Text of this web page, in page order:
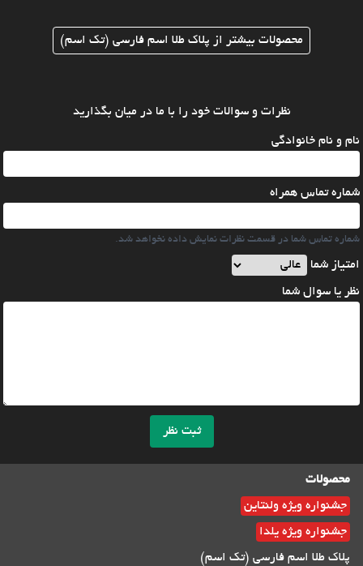
محصولات بیشتر از پلاک طلا اسم فارسی (تک اسم)
نظرات و سوالات خود را با ما در میان بگذارید
نام و نام خانوادگی
شماره تماس همراه
شماره تماس شما در قسمت نظرات نمایش داده نخواهد شد.
امتیاز شما
نظر یا سوال شما
ثبت نظر
محصولات
جشنواره ویژه ولنتاین
جشنواره ویژه یلدا
پلاک طلا اسم فارسی (تک اسم)